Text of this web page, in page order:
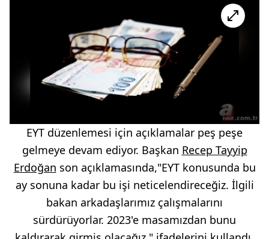
EYT düzenlemesi için açıklamalar peş peşe
gelmeye devam ediyor. Başkan Recep Tayyip
Erdoğan son açıklamasında,"EYT konusunda bu
ay sonuna kadar bu işi neticelendireceğiz. İlgili
bakan arkadaşlarımız çalışmalarını
sürdürüyorlar. 2023'e masamızdan bunu